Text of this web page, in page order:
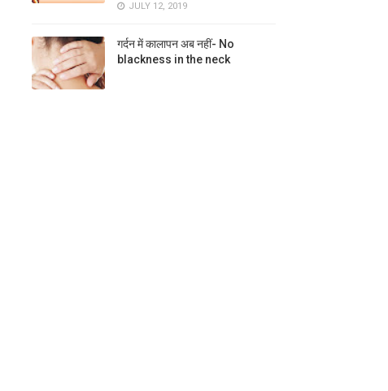
JULY 12, 2019
गर्दन में कालापन अब नहीं- No
blackness in the neck